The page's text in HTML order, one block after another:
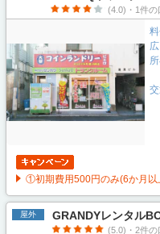
(4.0)・1件の
①初期費用500円のみ(6か月以
屋外 GRANDYレンタル
(5.0)・2件の